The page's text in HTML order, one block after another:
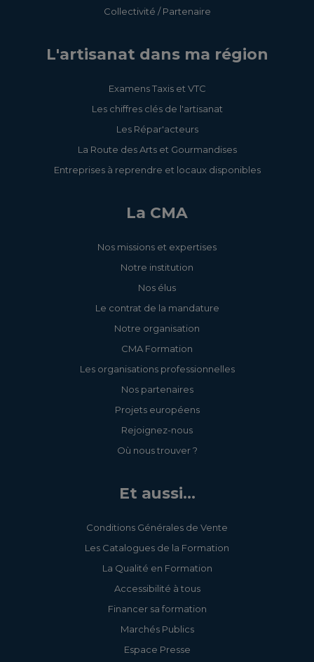
Collectivité / Partenaire
L'artisanat dans ma région
Examens Taxis et VTC
Les chiffres clés de l'artisanat
Les Répar'acteurs
La Route des Arts et Gourmandises
Entreprises à reprendre et locaux disponibles
La CMA
Nos missions et expertises
Notre institution
Nos élus
Le contrat de la mandature
Notre organisation
CMA Formation
Les organisations professionnelles
Nos partenaires
Projets européens
Rejoignez-nous
Où nous trouver ?
Et aussi...
Conditions Générales de Vente
Les Catalogues de la Formation
La Qualité en Formation
Accessibilité à tous
Financer sa formation
Marchés Publics
Espace Presse